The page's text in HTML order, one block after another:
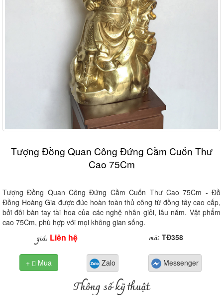
Tượng Đồng Quan Công Đứng Cầm Cuốn Thư
Cao 75Cm
Tượng Đồng Quan Công Đứng Cầm Cuốn Thư Cao 75Cm - Đồ
Đồng Hoàng Gia được đúc hoàn toàn thủ công từ đồng tây cao cấp,
bởi đôi bàn tay tài hoa của các nghệ nhân giỏi, lâu năm. Vật phẩm
cao 75Cm, phù hợp với mọi không gian sống.
giá: Liên hệ mã: TĐ358
+  Mua Zalo Messenger
Thông số kỹ thuật